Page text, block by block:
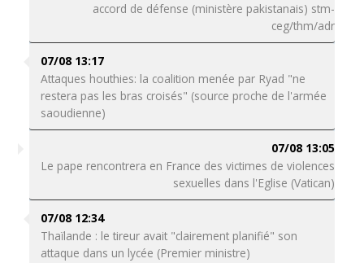
accord de défense (ministère pakistanais) stm-
ceg/thm/adr
07/08 13:17
Attaques houthies: la coalition menée par Ryad "ne
restera pas les bras croisés" (source proche de l'armée
saoudienne)
07/08 13:05
Le pape rencontrera en France des victimes de violences
sexuelles dans l'Eglise (Vatican)
07/08 12:34
Thaïlande : le tireur avait "clairement planifié" son
attaque dans un lycée (Premier ministre)